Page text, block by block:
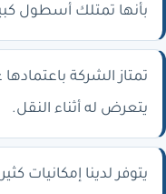
بأنها تمتلك أسطول
تمتاز الشركة
يتعرض له أثناء النقل.
يتوفر لدينا